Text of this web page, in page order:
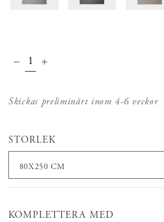
Skickas preliminärt inom 4-6 veckor
STORLEK
80X250 CM
KOMPLETTERA MED